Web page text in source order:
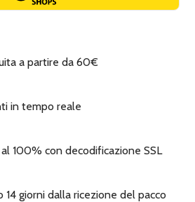
a partire da 60€
in tempo reale
100% con decodificazione SSL
14 giorni dalla ricezione del pacco